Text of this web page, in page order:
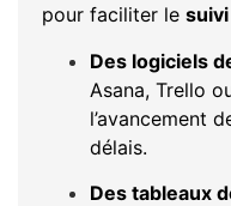
pour faciliter le
Des logiciels
Asana, Trello
l’avancement
délais.
Des tableaux